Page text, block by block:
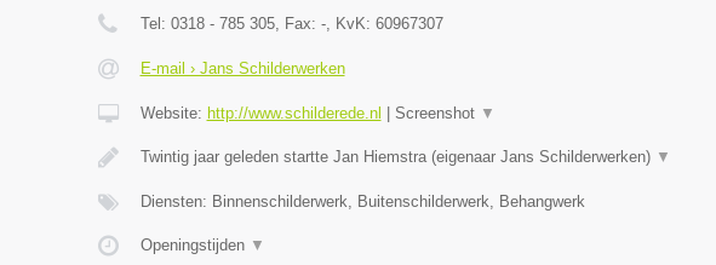
Tel: 0318 - 785 305, Fax: -, KvK: 60967307
E-mail › Jans Schilderwerken
Website: http://www.schilderede.nl Screenshot ▼
Twintig jaar geleden startte Jan Hiemstra (eigenaar Jans Schilderwerken) ▼
Diensten: Binnenschilderwerk, Buitenschilderwerk, Behangwerk
Openingstijden ▼